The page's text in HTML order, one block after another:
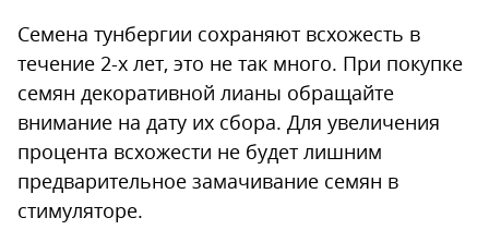
Семена тунбергии сохраняют всхожесть в
течение 2-х лет, это не так много. При покупке
семян декоративной лианы обращайте
внимание на дату их сбора. Для увеличения
процента всхожести не будет лишним
предварительное замачивание семян в
стимуляторе.